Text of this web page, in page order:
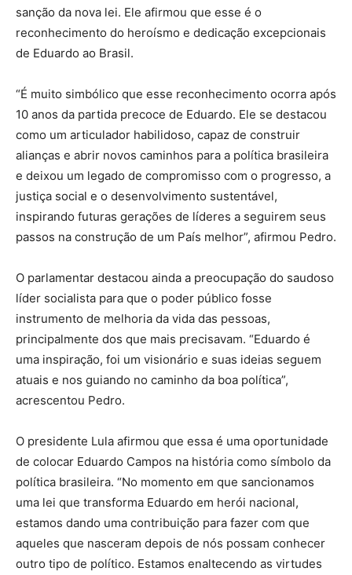
sanção da nova lei. Ele afirmou que esse é o
reconhecimento do heroísmo e dedicação excepcionais
de Eduardo ao Brasil.
“É muito simbólico que esse reconhecimento ocorra após
10 anos da partida precoce de Eduardo. Ele se destacou
como um articulador habilidoso, capaz de construir
alianças e abrir novos caminhos para a política brasileira
e deixou um legado de compromisso com o progresso, a
justiça social e o desenvolvimento sustentável,
inspirando futuras gerações de líderes a seguirem seus
passos na construção de um País melhor”, afirmou Pedro.
O parlamentar destacou ainda a preocupação do saudoso
líder socialista para que o poder público fosse
instrumento de melhoria da vida das pessoas,
principalmente dos que mais precisavam. “Eduardo é
uma inspiração, foi um visionário e suas ideias seguem
atuais e nos guiando no caminho da boa política”,
acrescentou Pedro.
O presidente Lula afirmou que essa é uma oportunidade
de colocar Eduardo Campos na história como símbolo da
política brasileira. “No momento em que sancionamos
uma lei que transforma Eduardo em herói nacional,
estamos dando uma contribuição para fazer com que
aqueles que nasceram depois de nós possam conhecer
outro tipo de político. Estamos enaltecendo as virtudes